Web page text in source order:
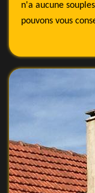
n'a aucune
pouvons vous